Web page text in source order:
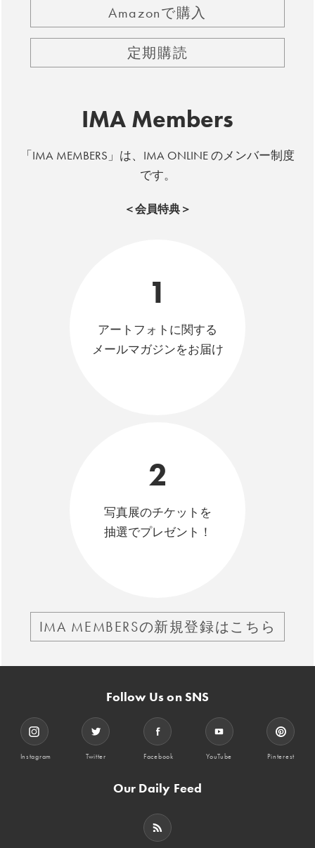
Amazonで購入
定期購読
IMA Members
「IMA MEMBERS」は、IMA ONLINE のメンバー制度
です。
＜会員特典＞
1
アートフォトに関する
メールマガジンをお届け
2
写真展のチケットを
抽選でプレゼント！
IMA MEMBERSの新規登録はこちら
Follow Us on SNS
Instagram Twitter Facebook YouTube Pinterest
Our Daily Feed